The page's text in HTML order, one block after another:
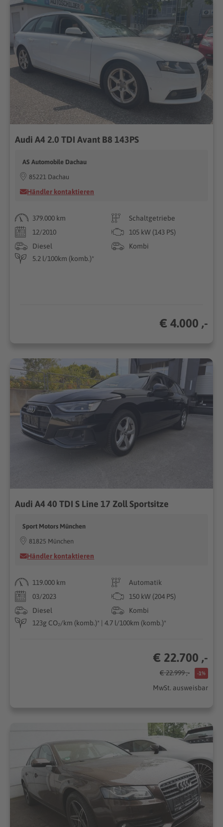
Audi A4 2.0 TDI Avant B8 143PS
AS Automobile Dachau
85221 Dachau
Händler kontaktieren
379.000 km
Schaltgetriebe
12/2010
105 kW (143 PS)
Diesel
Kombi
5.2 l/100km (komb.)*
€ 4.000 ,-
Audi A4 40 TDI S Line 17 Zoll Sportsitze
Sport Motors München
81825 München
Händler kontaktieren
119.000 km
Automatik
03/2023
150 kW (204 PS)
Diesel
Kombi
123g CO₂/km (komb.)* | 4.7 l/100km (komb.)*
€ 22.700 ,-
€ 22.999 ,- -1%
MwSt. ausweisbar